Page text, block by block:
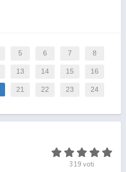
5 6 7 8
13 14 15 16
21 22 23 24
319 voti